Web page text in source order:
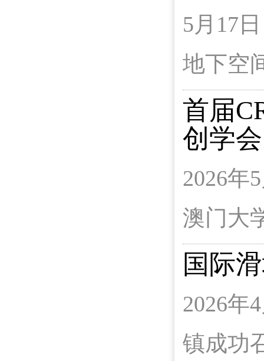
5月17
地下空
首届
创学
2026年
澳门大
国际
2026年
镇成功